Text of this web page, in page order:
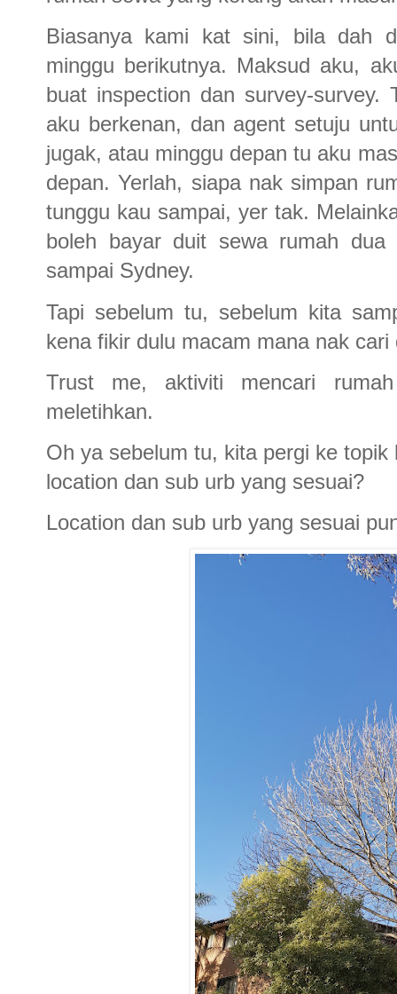
Biasanya kami kat sini, bila dah
minggu berikutnya. Maksud aku,
buat inspection dan survey-
aku berkenan, dan agent setuju
jugak, atau minggu depan tu aku
depan. Yerlah, siapa nak simpan
tunggu kau sampai, yer tak.
boleh bayar duit sewa rumah
sampai Sydney.
Tapi sebelum tu, sebelum kita
kena fikir dulu macam mana nak
Trust me, aktiviti mencari
meletihkan.
Oh ya sebelum tu, kita pergi ke
location dan sub urb yang sesuai?
Location dan sub urb yang sesuai